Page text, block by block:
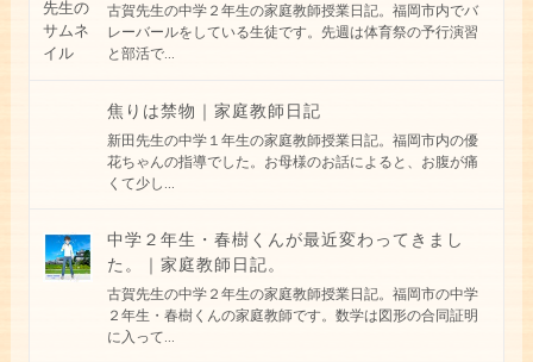
古賀先生の中学２年生の家庭教師授業日記。福岡市内でバ
レーバールをしている生徒です。先週は体育祭の予行演習
と部活で
焦りは禁物｜家庭教師日記
新田先生の中学１年生の家庭教師授業日記。福岡市内の優
花ちゃんの指導でした。お母様のお話によると、お腹が痛
くて少し
中学２年生・春樹くんが最近変わってきまし
た。｜家庭教師日記。
古賀先生の中学２年生の家庭教師授業日記。福岡市の中学
２年生・春樹くんの家庭教師です。数学は図形の合同証明
に入って